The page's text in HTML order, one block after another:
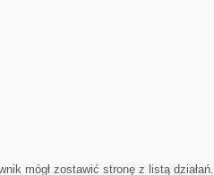
mógł zostawić stronę z listą działań.